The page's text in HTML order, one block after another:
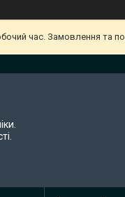
час. Замовлення та